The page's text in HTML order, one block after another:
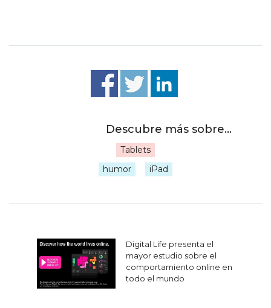
Tablets
humor iPad
Navegación
de
entradas
Digital Life presenta el
mayor estudio sobre el
comportamiento online en
todo el mundo